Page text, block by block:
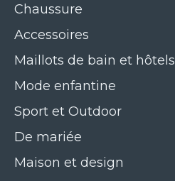
Chaussure
Accessoires
Maillots de bain et hôtels
Mode enfantine
Sport et Outdoor
De mariée
Maison et design